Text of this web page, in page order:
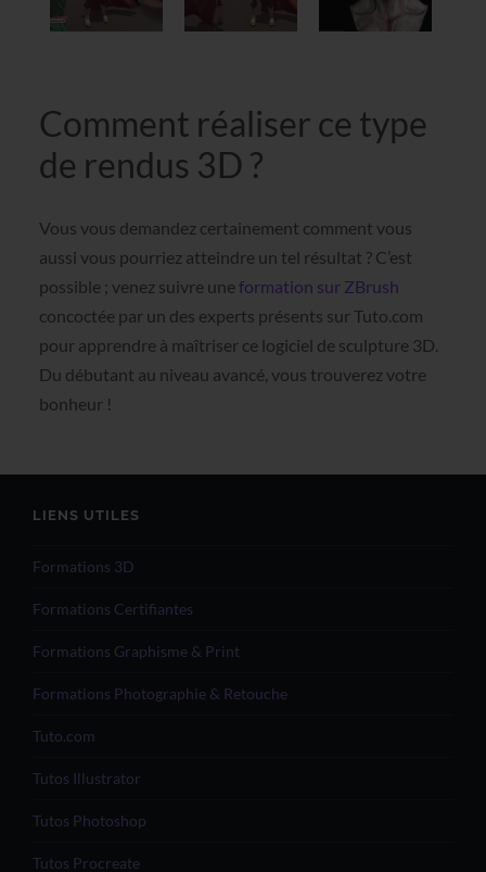
Comment réaliser ce type
de rendus 3D ?
Vous vous demandez certainement comment vous
aussi vous pourriez atteindre un tel résultat ? C’est
possible ; venez suivre uneformation sur ZBrush
concoctée par un des experts présents sur Tuto.com
pour apprendre à maîtriser ce logiciel de sculpture 3D.
Du débutant au niveau avancé, vous trouverez votre
bonheur !
LIENS UTILES
Formations 3D
Formations Certifiantes
Formations Graphisme & Print
Formations Photographie & Retouche
Tuto.com
Tutos Illustrator
Tutos Photoshop
Tutos Procreate